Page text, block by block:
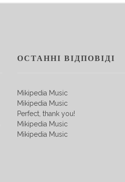
ОСТАННІ ВІДПОВІДІ
Mikipedia Music
Mikipedia Music
Perfect, thank you!
Mikipedia Music
Mikipedia Music